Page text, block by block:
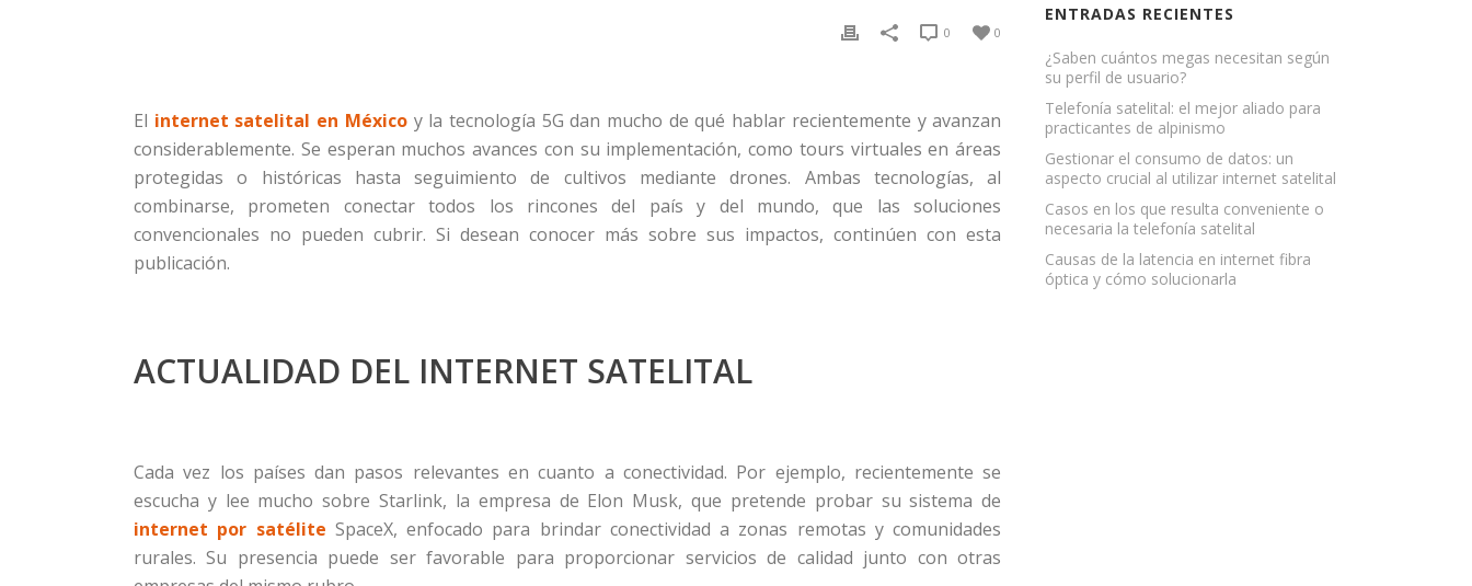
0
0
El internet satelital en Méxicoy la tecnología 5G dan mucho de qué hablar recientemente y avanzan
considerablemente. Se esperan muchos avances con su implementación, como tours virtuales en áreas
protegidas o históricas hasta seguimiento de cultivos mediante drones. Ambas tecnologías, al
combinarse, prometen conectar todos los rincones del país y del mundo, que las soluciones
convencionales no pueden cubrir. Si desean conocer más sobre sus impactos, continúen con esta
publicación.
ACTUALIDAD DEL INTERNET SATELITAL
Cada vez los países dan pasos relevantes en cuanto a conectividad. Por ejemplo, recientemente se
escucha y lee mucho sobre Starlink, la empresa de Elon Musk, que pretende probar su sistema de
internet por satélite SpaceX, enfocado para brindar conectividad a zonas remotas y comunidades
rurales. Su presencia puede ser favorable para proporcionar servicios de calidad junto con otras
ENTRADAS RECIENTES
¿Saben cuántos megas necesitan según
su perfil de usuario?
Telefonía satelital: el mejor aliado para
practicantes de alpinismo
Gestionar el consumo de datos: un
aspecto crucial al utilizar internet satelital
Casos en los que resulta conveniente o
necesaria la telefonía satelital
Causas de la latencia en internet fibra
óptica y cómo solucionarla